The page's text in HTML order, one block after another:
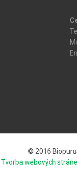
© 2016 Biopurus
Tvorba webových